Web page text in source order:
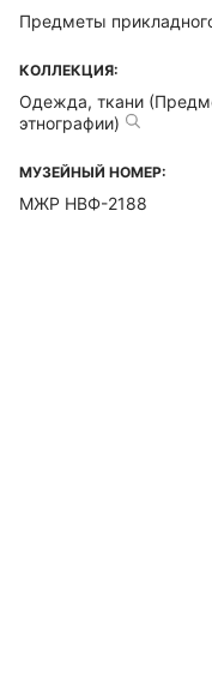
Предметы
КОЛЛЕКЦИЯ:
Одежда, ткани
этнографии)
МУЗЕЙНЫЙ НОМЕР:
МЖР НВФ-2188